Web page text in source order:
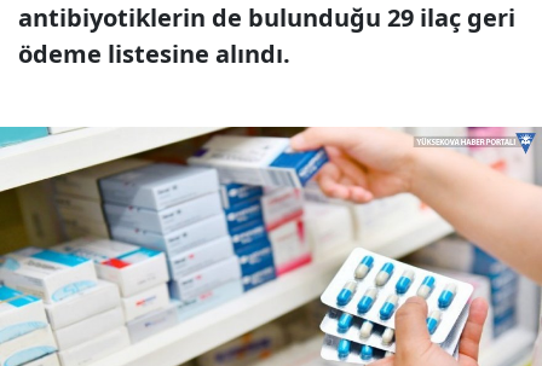
antibiyotiklerin de bulunduğu 29 ilaç geri
ödeme listesine alındı.